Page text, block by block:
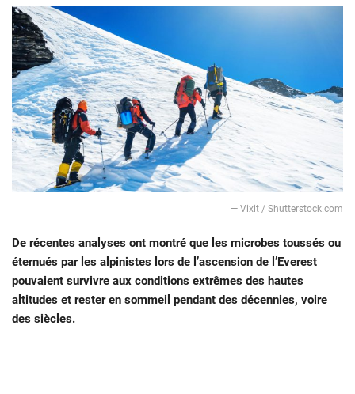
— Vixit / Shutterstock.com
De récentes analyses ont montré que les microbes toussés ou
éternués par les alpinistes lors de l’ascension de l’Everest
pouvaient survivre aux conditions extrêmes des hautes
altitudes et rester en sommeil pendant des décennies, voire
des siècles.